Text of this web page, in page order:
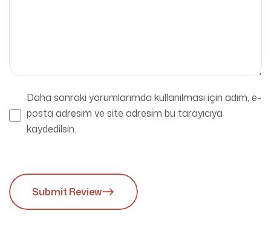
Daha sonraki yorumlarımda kullanılması için adım, e-
posta adresim ve site adresim bu tarayıcıya
kaydedilsin.
Submit Review